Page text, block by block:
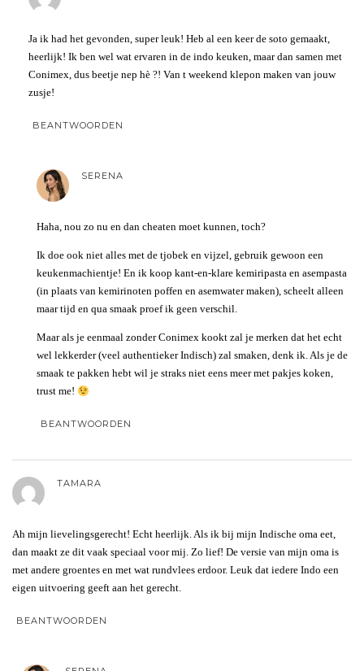
Ja ik had het gevonden, super leuk! Heb al een keer de soto gemaakt,
heerlijk! Ik ben wel wat ervaren in de indo keuken, maar dan samen met
Conimex, dus beetje nep hè ?! Van t weekend klepon maken van jouw
zusje!
BEANTWOORDEN
SERENA
Haha, nou zo nu en dan cheaten moet kunnen, toch?
Ik doe ook niet alles met de tjobek en vijzel, gebruik gewoon een
keukenmachientje! En ik koop kant-en-klare kemiripasta en asempasta
(in plaats van kemirinoten poffen en asemwater maken), scheelt alleen
maar tijd en qua smaak proef ik geen verschil.
Maar als je eenmaal zonder Conimex kookt zal je merken dat het echt
wel lekkerder (veel authentieker Indisch) zal smaken, denk ik. Als je de
smaak te pakken hebt wil je straks niet eens meer met pakjes koken,
trust me!
BEANTWOORDEN
TAMARA
Ah mijn lievelingsgerecht! Echt heerlijk. Als ik bij mijn Indische oma eet,
dan maakt ze dit vaak speciaal voor mij. Zo lief! De versie van mijn oma is
met andere groentes en met wat rundvlees erdoor. Leuk dat iedere Indo een
eigen uitvoering geeft aan het gerecht.
BEANTWOORDEN